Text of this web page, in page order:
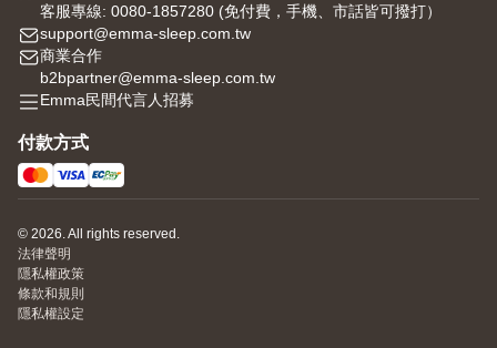
客服專線: 0080-1857280 (免付費，手機、市話皆可撥打）
support@emma-sleep.com.tw
商業合作
b2bpartner@emma-sleep.com.tw
Emma民間代言人招募
付款方式
© 2026. All rights reserved.
法律聲明
隱私權政策
條款和規則
隱私權設定